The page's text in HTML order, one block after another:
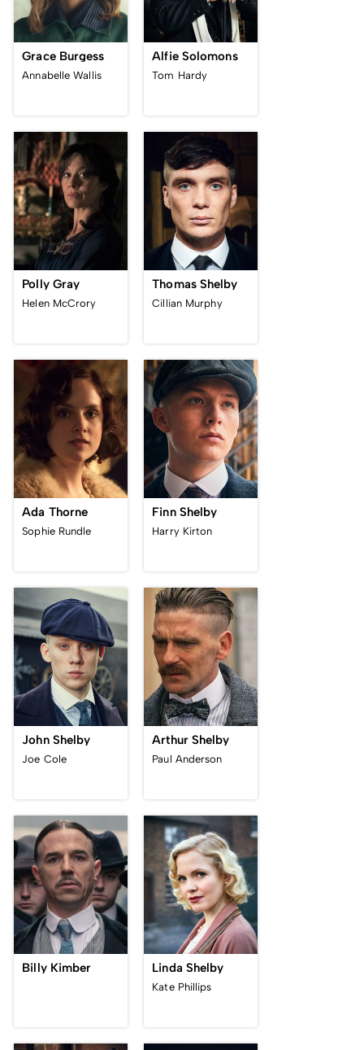
Grace Burgess
Annabelle Wallis
Alfie Solomons
Tom Hardy
Polly Gray
Helen McCrory
Thomas Shelby
Cillian Murphy
Ada Thorne
Sophie Rundle
Finn Shelby
Harry Kirton
John Shelby
Joe Cole
Arthur Shelby
Paul Anderson
Billy Kimber Linda Shelby
Kate Phillips